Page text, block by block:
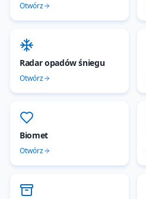
Otwórz
Radar opadów śniegu
Otwórz
Biomet
Otwórz